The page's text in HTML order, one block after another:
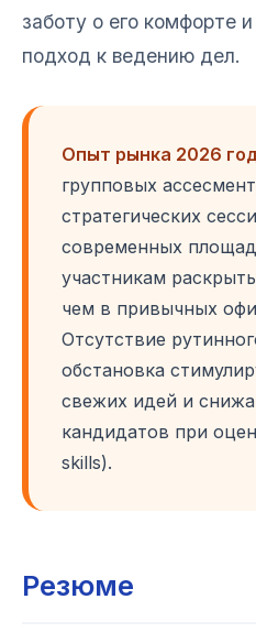
заботу о его комфорте
подход к ведению дел.
Опыт рынка 2026
групповых
стратегических
современных
участникам
чем в привычных
Отсутствие
обстановка
свежих идей и
кандидатов при
skills).
Резюме